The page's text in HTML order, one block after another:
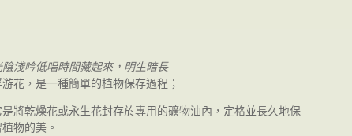
陰淺吟低唱時間藏起來，明生暗長
花，是一種簡單的植物保存過程；
是將乾燥花或永生花封存於專用的礦物油內，定格並長久地保
植物的美。